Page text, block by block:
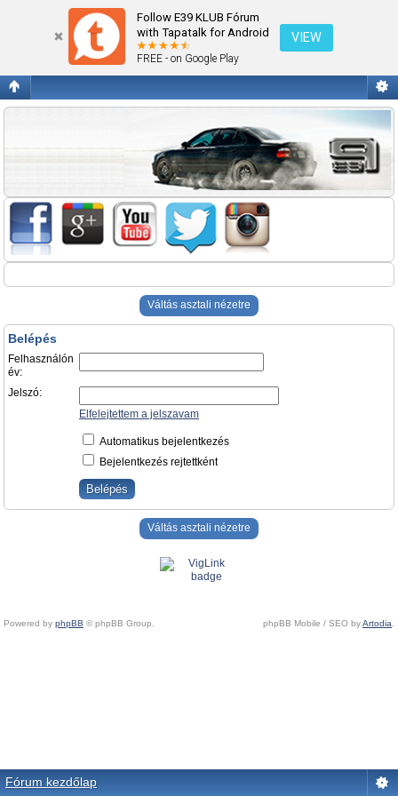
Follow E39 KLUB Fórum
with Tapatalk for Android
FREE - on Google Play
VIEW
Belépés
Váltás asztali nézetre
Belépés
Felhasználón
év:
Jelszó:
Elfelejtettem a jelszavam
Automatikus bejelentkezés
Bejelentkezés rejtettként
Váltás asztali nézetre
Powered by phpBB © phpBB Group. phpBB Mobile / SEO byArtodia.
Fórum kezdőlap